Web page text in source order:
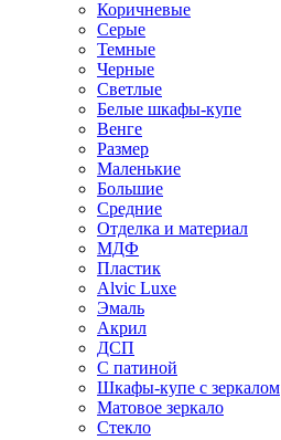
Коричневые
Серые
Темные
Черные
Светлые
Белые шкафы-купе
Венге
Размер
Маленькие
Большие
Средние
Отделка и материал
МДФ
Пластик
Alvic Luxe
Эмаль
Акрил
ДСП
С патиной
Шкафы-купе с зеркалом
Матовое зеркало
Стекло